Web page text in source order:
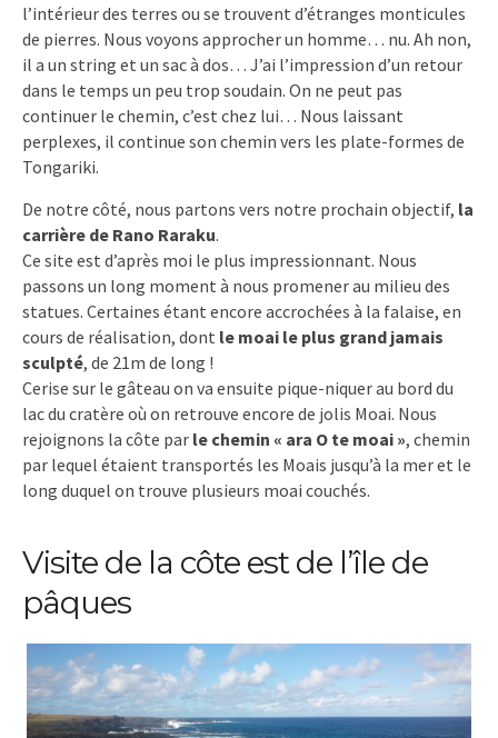
l’intérieur des terres ou se trouvent d’étranges monticules
de pierres. Nous voyons approcher un homme… nu. Ah non,
il a un string et un sac à dos… J’ai l’impression d’un retour
dans le temps un peu trop soudain. On ne peut pas
continuer le chemin, c’est chez lui… Nous laissant
perplexes, il continue son chemin vers les plate-formes de
Tongariki.
De notre côté, nous partons vers notre prochain objectif, la
carrière de Rano Raraku.
Ce site est d’après moi le plus impressionnant. Nous
passons un long moment à nous promener au milieu des
statues. Certaines étant encore accrochées à la falaise, en
cours de réalisation, dont le moai le plus grand jamais
sculpté, de 21m de long !
Cerise sur le gâteau on va ensuite pique-niquer au bord du
lac du cratère où on retrouve encore de jolis Moai. Nous
rejoignons la côte par le chemin « ara O te moai », chemin
par lequel étaient transportés les Moais jusqu’à la mer et le
long duquel on trouve plusieurs moai couchés.
Visite de la côte est de l’île de
pâques